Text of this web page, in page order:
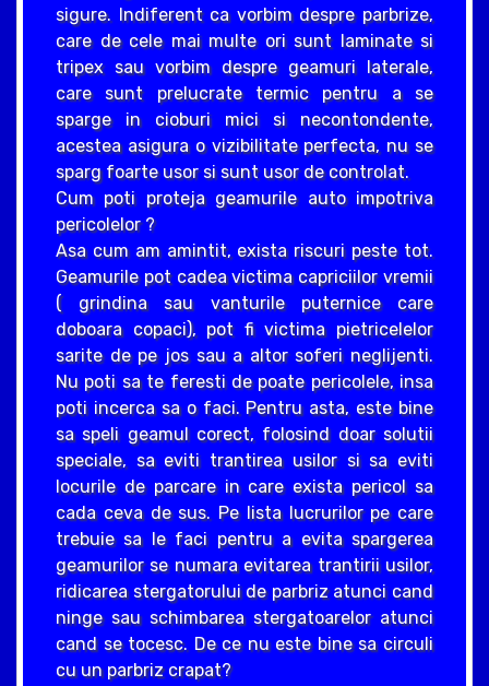
sigure. Indiferent ca vorbim despre parbrize,
care de cele mai multe ori sunt laminate si
tripex sau vorbim despre geamuri laterale,
care sunt prelucrate termic pentru a se
sparge in cioburi mici si necontondente,
acestea asigura o vizibilitate perfecta, nu se
sparg foarte usor si sunt usor de controlat.
Cum poti proteja geamurile auto impotriva
pericolelor ?
Asa cum am amintit, exista riscuri peste tot.
Geamurile pot cadea victima capriciilor vremii
( grindina sau vanturile puternice care
doboara copaci), pot fi victima pietricelelor
sarite de pe jos sau a altor soferi neglijenti.
Nu poti sa te feresti de poate pericolele, insa
poti incerca sa o faci. Pentru asta, este bine
sa speli geamul corect, folosind doar solutii
speciale, sa eviti trantirea usilor si sa eviti
locurile de parcare in care exista pericol sa
cada ceva de sus. Pe lista lucrurilor pe care
trebuie sa le faci pentru a evita spargerea
geamurilor se numara evitarea trantirii usilor,
ridicarea stergatorului de parbriz atunci cand
ninge sau schimbarea stergatoarelor atunci
cand se tocesc. De ce nu este bine sa circuli
cu un parbriz crapat?